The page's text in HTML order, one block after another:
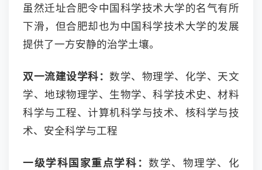
虽然迁址合肥令中国科学技术大学的名气有所
下滑，但合肥却也为中国科学技术大学的发展
提供了一方安静的治学土壤。
双一流建设学科：数学、物理学、化学、天文
学、地球物理学、生物学、科学技术史、材料
科学与工程、计算机科学与技术、核科学与技
术、安全科学与工程
一级学科国家重点学科：数学、物理学、化